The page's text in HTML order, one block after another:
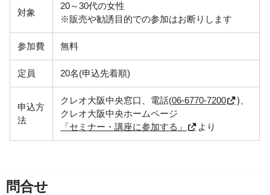
対象
20～30代の女性
※販売や勧誘目的での参加はお断りします
参加費 無料
定員 20名(申込先着順)
申込方
法
クレオ大阪中央窓口、電話(06-6770-7200
)、
クレオ大阪中央ホームページ
「セミナー・講座に参加する」
より
問合せ